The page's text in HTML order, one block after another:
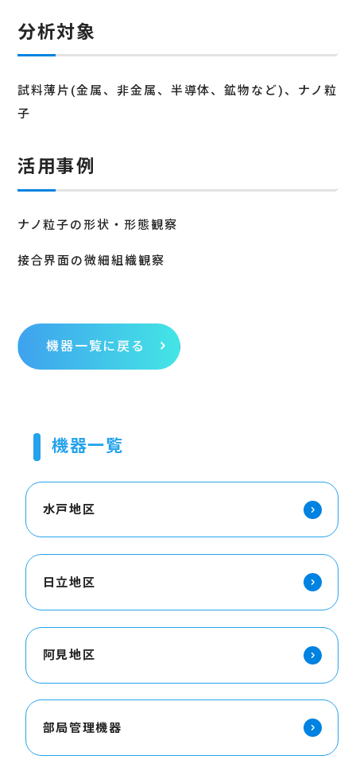
分析対象
試料薄片(金属、非金属、半導体、鉱物など)、ナノ粒
子
活用事例
ナノ粒子の形状・形態観察
接合界面の微細組織観察
機器一覧に戻る
機器一覧
水戸地区
日立地区
阿見地区
部局管理機器